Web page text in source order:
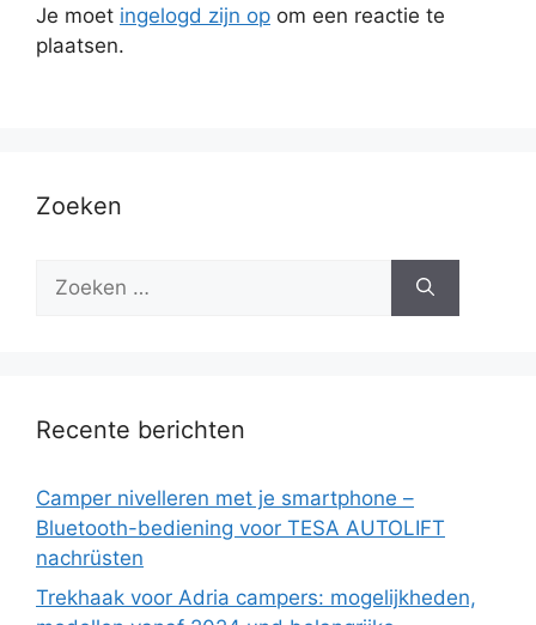
Je moet ingelogd zijn op om een reactie te
plaatsen.
Zoeken
Recente berichten
Camper nivelleren met je smartphone –
Bluetooth-bediening voor TESA AUTOLIFT
nachrüsten
Trekhaak voor Adria campers: mogelijkheden,